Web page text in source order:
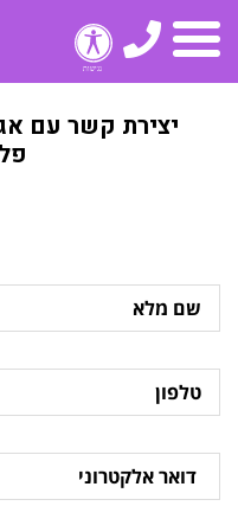
תפריט
טלפון
יצירת קשר עם
מלא
טלפון
אלקטרוני